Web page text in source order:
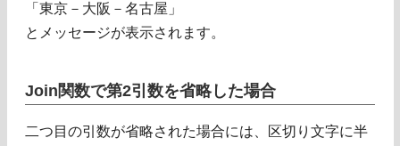
「東京－大阪－名古屋」
とメッセージが表示されます。
Join関数で第2引数を省略した場合
二つ目の引数が省略された場合には、区切り文字に半